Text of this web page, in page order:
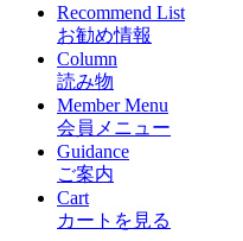
Recommend List
お勧め情報
Column
読み物
Member Menu
会員メニュー
Guidance
ご案内
Cart
カートを見る